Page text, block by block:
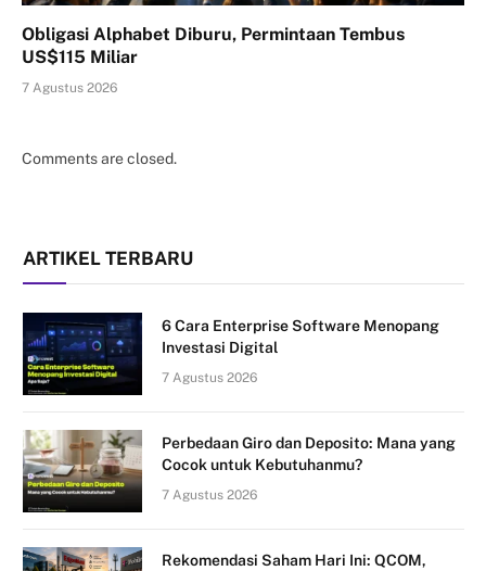
Obligasi Alphabet Diburu, Permintaan Tembus
US$115 Miliar
7 Agustus 2026
Comments are closed.
ARTIKEL TERBARU
6 Cara Enterprise Software Menopang
Investasi Digital
7 Agustus 2026
Perbedaan Giro dan Deposito: Mana yang
Cocok untuk Kebutuhanmu?
7 Agustus 2026
Rekomendasi Saham Hari Ini: QCOM,